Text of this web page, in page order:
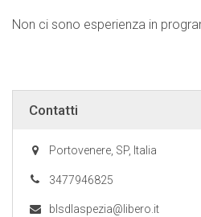
Non ci sono esperienza in
Contatti
Portovenere, SP, Italia
3477946825
blsdlaspezia@libero.it